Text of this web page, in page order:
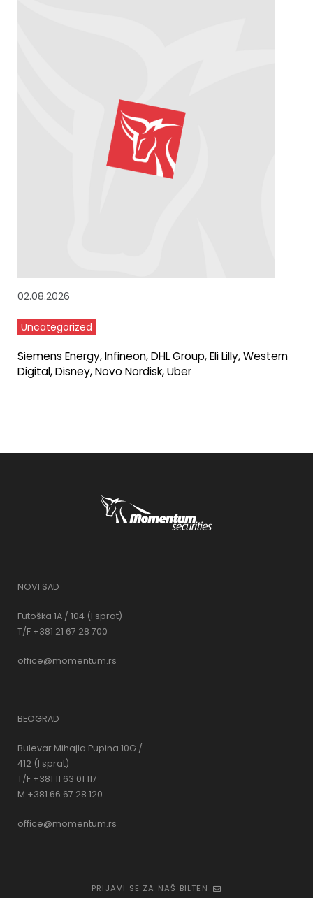
02.08.2026
Uncategorized
Siemens Energy, Infineon, DHL Group, Eli Lilly, Western
Digital, Disney, Novo Nordisk, Uber
NOVI SAD
Futoška 1A / 104 (I sprat)
T/F +381 21 67 28 700
office@momentum.rs
BEOGRAD
Bulevar Mihajla Pupina 10G /
412 (I sprat)
T/F +381 11 63 01 117
M +381 66 67 28 120
office@momentum.rs
PRIJAVI SE ZA NAŠ BILTEN